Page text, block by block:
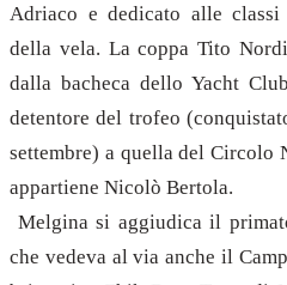
Adriaco e dedicato alle
della vela. La coppa Tito
dalla bacheca dello Yacht
detentore del trofeo
settembre) a quella del Circolo
appartiene Nicolò Bertola.
Melgina si aggiudica il
che vedeva al via anche il